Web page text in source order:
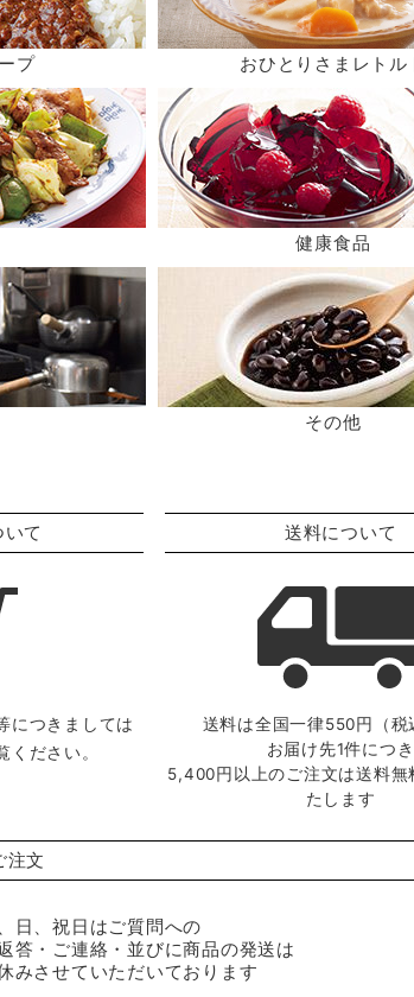
プ おひとりさまレトル
健康食品
その他
て
につきましては
ください。
送料について
送料は全国一律550円（税
お届け先1件につき
5,400円以上のご注文は送料無
たします
注文
日、祝日はご質問への
答・ご連絡・並びに商品の発送は
みさせていただいております